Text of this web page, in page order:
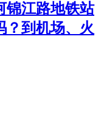
锦江路地铁站
？到机场、火